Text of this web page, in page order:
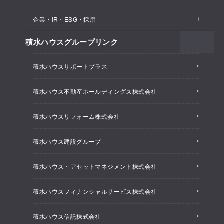
保育所・教育支援施設
オフィス・事務所
建築実例
オフィス系開発事業
ホテル系開発事業
大規模開発事業
賃貸マンション開発事業
企業・IR・ESG・採用
会社情報
株主・投資家情報
ESG経営
研究開発
採用情報
ニュースリリース
積水ハウスグループリンク
積水ハウスサポートプラス
積水ハウス不動産ホールディングス株式会社
積水ハウスリフォーム株式会社
積水ハウス建設グループ
積水ハウス・アセットマネジメント株式会社
積水ハウスフィナンシャルサービス株式会社
積水ハウス信託株式会社